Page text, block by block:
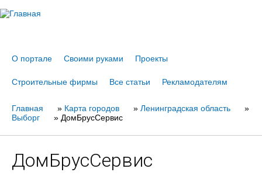
О портале Своими руками Проекты
Строительные фирмы Все статьи Рекламодателям
Вы
Главная » Карта городов » Ленинградская область
»
Выборг
» ДомБрусСервис
ДомБрусСервис